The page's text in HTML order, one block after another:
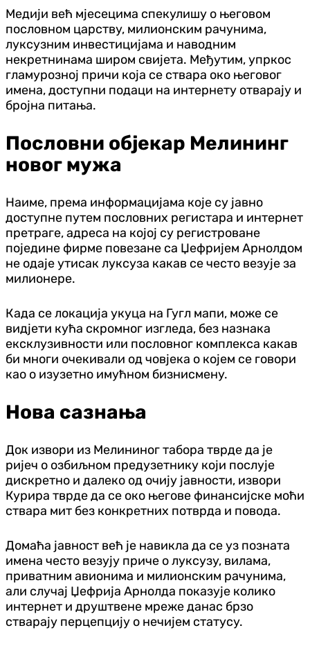
Медији већ мјесецима спекулишу о његовом
пословном царству, милионским рачунима,
луксузним инвестицијама и наводним
некретнинама широм свијета. Међутим, упркос
гламурозној причи која се ствара око његовог
имена, доступни подаци на интернету отварају и
бројна питања.
Пословни објекар Мелининг
новог мужа
Наиме, према информацијама које су јавно
доступне путем пословних регистара и интернет
претраге, адреса на којој су регистроване
поједине фирме повезане са Џефријем Арнолдом
не одаје утисак луксуза какав се често везује за
милионере.
Када се локација укуца на Гугл мапи, може се
видјети кућа скромног изгледа, без назнака
ексклузивности или пословног комплекса какав
би многи очекивали од човјека о којем се говори
као о изузетно имућном бизнисмену.
Нова сазнања
Док извори из Мелининог табора тврде да је
ријеч о озбиљном предузетнику који послује
дискретно и далеко од очију јавности, извори
Курира тврде да се око његове финансијске моћи
ствара мит без конкретних потврда и повода.
Домаћа јавност већ је навикла да се уз позната
имена често везују приче о луксузу, вилама,
приватним авионима и милионским рачунима,
али случај Џефрија Арнолда показује колико
интернет и друштвене мреже данас брзо
стварају перцепцију о нечијем статусу.